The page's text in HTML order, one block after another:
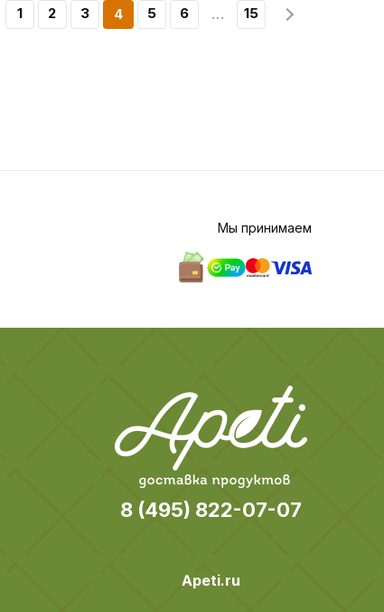
1 2 3 4 5 6 15
Мы принимаем
8 (495) 822-07-07
Apeti.ru